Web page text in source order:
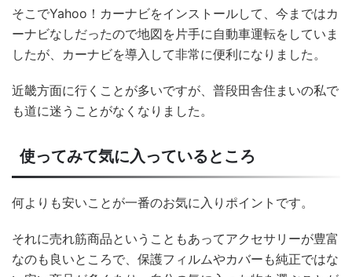
そこでYahoo！カーナビをインストールして、今まではカ
ーナビなしだったので地図を片手に自動車運転をしていま
したが、カーナビを導入して非常に便利になりました。
近畿方面に行くことが多いですが、普段田舎住まいの私で
も道に迷うことがなくなりました。
使ってみて気に入っているところ
何よりも安いことが一番のお気に入りポイントです。
それに売れ筋商品ということもあってアクセサリーが豊富
なのも良いところで、保護フィルムやカバーも純正ではな